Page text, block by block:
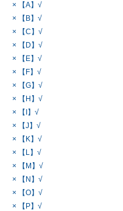
× 【A】√
× 【B】√
× 【C】√
× 【D】√
× 【E】√
× 【F】√
× 【G】√
× 【H】√
× 【I】√
× 【J】√
× 【K】√
× 【L】√
× 【M】√
× 【N】√
× 【O】√
× 【P】√